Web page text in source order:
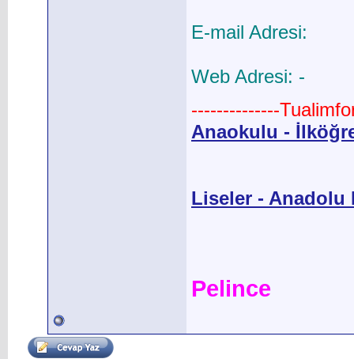
E-mail Adresi:
Web Adresi: -
--------------
Anaokulu -
Liseler - Anadolu
Pelince